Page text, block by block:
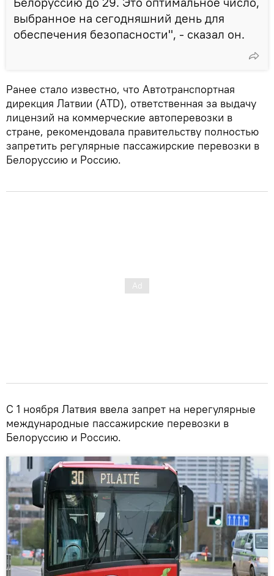
выбранное на сегодняшний день для
обеспечения безопасности", - сказал он.
Ранее стало известно, что Автотранспортная
дирекция Латвии (ATD), ответственная за выдачу
лицензий на коммерческие автоперевозки в
стране, рекомендовала правительству полностью
запретить регулярные пассажирские перевозки в
Белоруссию и Россию.
С 1 ноября Латвия ввела запрет на нерегулярные
международные пассажирские перевозки в
Белоруссию и Россию.